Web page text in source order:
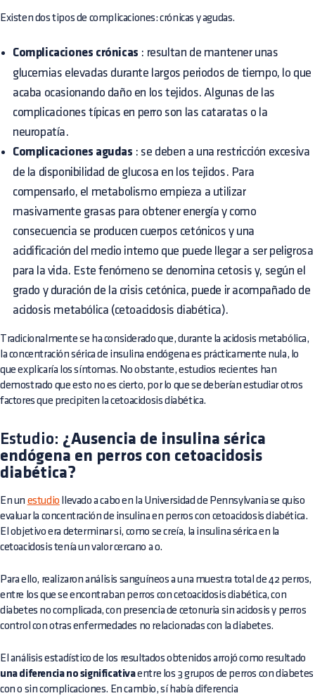
Existen dos tipos de complicaciones: crónicas y agudas.
Complicaciones crónicas : resultan de mantener unas
glucemias elevadas durante largos periodos de tiempo, lo que
acaba ocasionando daño en los tejidos. Algunas de las
complicaciones típicas en perro son las cataratas o la
neuropatía.
Complicaciones agudas : se deben a una restricción excesiva
de la disponibilidad de glucosa en los tejidos. Para
compensarlo, el metabolismo empieza a utilizar
masivamente grasas para obtener energía y como
consecuencia se producen cuerpos cetónicos y una
acidificación del medio interno que puede llegar a ser peligrosa
para la vida. Este fenómeno se denomina cetosis y, según el
grado y duración de la crisis cetónica, puede ir acompañado de
acidosis metabólica (cetoacidosis diabética).
Tradicionalmente se ha considerado que, durante la acidosis metabólica,
la concentración sérica de insulina endógena es prácticamente nula, lo
que explicaría los síntomas. No obstante, estudios recientes han
demostrado que esto no es cierto, por lo que se deberían estudiar otros
factores que precipiten la cetoacidosis diabética.
Estudio: ¿Ausencia de insulina sérica
endógena en perros con cetoacidosis
diabética?
En un estudio llevado a cabo en la Universidad de Pennsylvania se quiso
evaluar la concentración de insulina en perros con cetoacidosis diabética.
El objetivo era determinar si, como se creía, la insulina sérica en la
cetoacidosis tenía un valor cercano a 0.
Para ello, realizaron análisis sanguíneos a una muestra total de 42 perros,
entre los que se encontraban perros con cetoacidosis diabética, con
diabetes no complicada, con presencia de cetonuria sin acidosis y perros
control con otras enfermedades no relacionadas con la diabetes.
El análisis estadístico de los resultados obtenidos arrojó como resultado
una diferencia no significativaentre los 3 grupos de perros con diabetes
con o sin complicaciones. En cambio, sí había diferencia